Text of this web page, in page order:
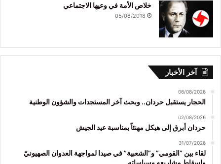
خلاص الأمة في وعيها الاجتماعي
05/08/2018
آخر الأخبار
06/08/2026
الحجار يستقبل حردان.. وبحث آخر المستجدات والشؤون الوطنية
02/08/2026
حردان أبرق إلى هيكل مهنئاً بمناسبة عيد الجيش
31/07/2026
لقاء بين “القومي” و”الشعبية” في صيدا لمواجهة العدوان الصهيونيّ
وإسقاط مشاريعه وسياساته